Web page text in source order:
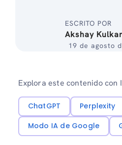
ESCRITO POR
Akshay
19 de agosto
Explora este contenido con
ChatGPT Perplexity
Modo IA de Google